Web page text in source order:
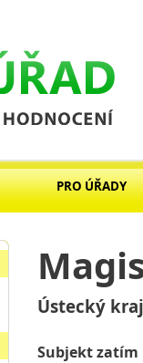
PRO ÚŘADY
Ústecký
Subjekt zatím